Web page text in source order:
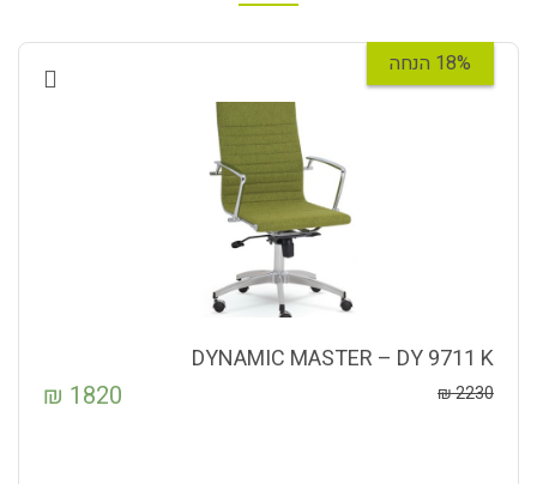
18% הנחה
DYNAMIC MASTER – DY 9711 K
2230
₪
1820
₪